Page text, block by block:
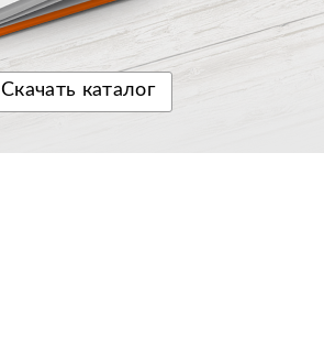
Скачать каталог